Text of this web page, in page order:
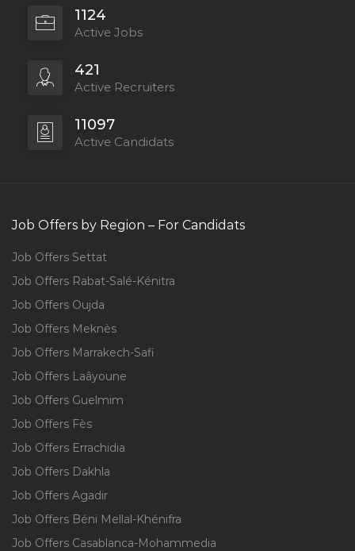
1124
Active Jobs
421
Active Recruiters
11097
Active Candidats
Job Offers by Region – For Candidats
Job Offers Settat
Job Offers Rabat-Salé-Kénitra
Job Offers Oujda
Job Offers Meknès
Job Offers Marrakech-Safi
Job Offers Laâyoune
Job Offers Guelmim
Job Offers Fès
Job Offers Errachidia
Job Offers Dakhla
Job Offers Agadir
Job Offers Béni Mellal-Khénifra
Job Offers Casablanca-Mohammedia